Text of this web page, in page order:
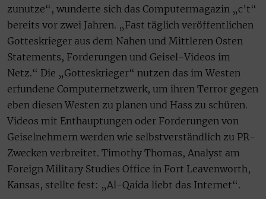
zunutze“, wunderte sich das Computermagazin „c’t“
bereits vor zwei Jahren. „Fast täglich veröffentlichen
Gotteskrieger aus dem Nahen und Mittleren Osten
Statements, Forderungen und Geisel-Videos im
Netz.“ Die „Gotteskrieger“ nutzen das im Westen
erfundene Computernetzwerk, um ihren Terror gegen
eben diesen Westen zu planen und Hass zu schüren.
Videos mit Enthauptungen oder Forderungen von
Geiselnehmern werden wie selbstverständlich zu PR-
Zwecken verbreitet. Timothy Thomas, Analyst am
Foreign Military Studies Office in Fort Leavenworth,
Kansas, stellte fest: „Al-Qaida liebt das Internet“.